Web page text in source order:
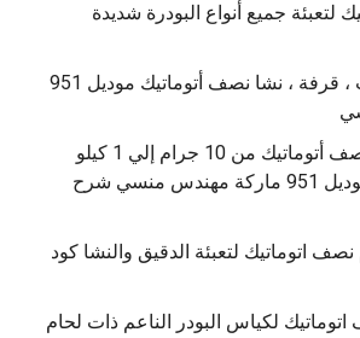
لتعبئة جميع أنواع البودرة شديدة
ماكينة تعبئة سحلب ، قرفة ، نشا نصف أتوماتيك موديل 951
ماكينة تعبئة بودر نصف أتوماتيك من 10 جرام إلي 1 كيلو
بعبوات أو أكياس موديل 951 ماركة مهندس منسي شرح
اتوماتيك لتعبئة الدقيق والنشا كود
اتوماتيك لكياس البودر الناعم ذات لحام